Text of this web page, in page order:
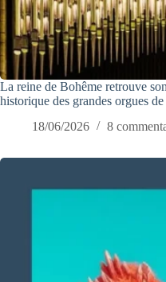
La reine de Bohême retrouve
historique des grandes orgues
18/06/2026
8